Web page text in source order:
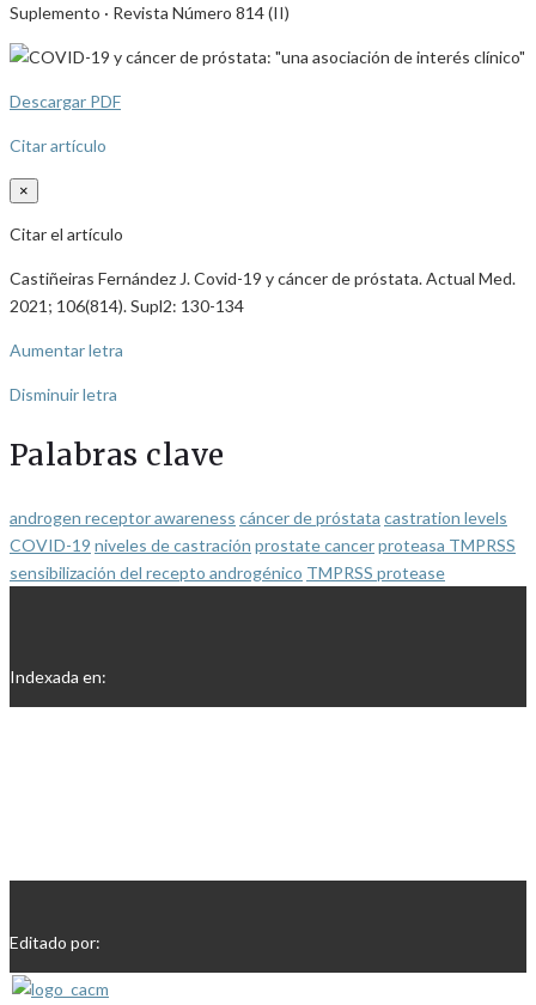
Suplemento · Revista Número 814 (II)
Descargar PDF
Citar artículo
×
Citar el artículo
Castiñeiras Fernández J. Covid-19 y cáncer de próstata. Actual Med.
2021; 106(814). Supl2: 130-134
Aumentar letra
Disminuir letra
Palabras clave
androgen receptor awareness cáncer de próstata castration levels
COVID-19 niveles de castración prostate cancerproteasa TMPRSS
sensibilización del recepto androgénico TMPRSS protease
Indexada en:
Editado por: